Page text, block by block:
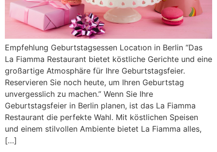
Empfehlung Geburtstagsessen Locatıon in Berlin “Das
La Fiamma Restaurant bietet köstliche Gerichte und eine
großartige Atmosphäre für Ihre Geburtstagsfeier.
Reservieren Sie noch heute, um Ihren Geburtstag
unvergesslich zu machen.” Wenn Sie Ihre
Geburtstagsfeier in Berlin planen, ist das La Fiamma
Restaurant die perfekte Wahl. Mit köstlichen Speisen
und einem stilvollen Ambiente bietet La Fiamma alles,
[…]